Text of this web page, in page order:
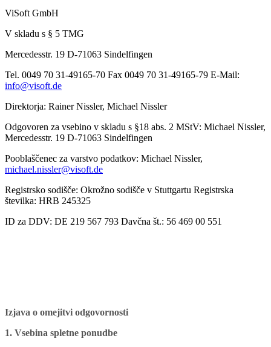
ViSoft GmbH
V skladu s § 5 TMG
Mercedesstr. 19 D-71063 Sindelfingen
Tel. 0049 70 31-49165-70 Fax 0049 70 31-49165-79 E-Mail:
info@visoft.de
Direktorja: Rainer Nissler, Michael Nissler
Odgovoren za vsebino v skladu s §18 abs. 2 MStV: Michael Nissler,
Mercedesstr. 19 D-71063 Sindelfingen
Pooblaščenec za varstvo podatkov: Michael Nissler,
michael.nissler@visoft.de
Registrsko sodišče: Okrožno sodišče v Stuttgartu Registrska
številka: HRB 245325
ID za DDV: DE 219 567 793 Davčna št.: 56 469 00 551
Izjava o omejitvi odgovornosti
1. Vsebina spletne ponudbe